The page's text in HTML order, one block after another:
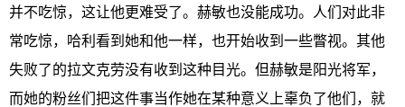
并不吃惊，这让他更难受了。赫敏也没能成功。人们对此非
常吃惊，哈利看到她和他一样，也开始收到一些瞥视。其他
失败了的拉文克劳没有收到这种目光。但赫敏是阳光将军，
而她的粉丝们把这件事当作她在某种意义上辜负了他们，就